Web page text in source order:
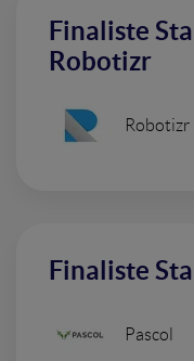
Finaliste
Robotizr
Robotizr
Finaliste
Pascol